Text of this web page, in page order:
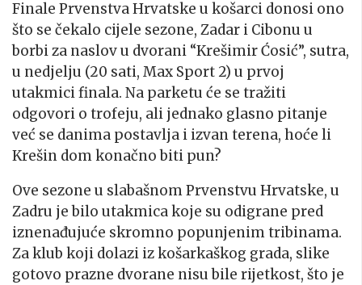
Finale Prvenstva Hrvatske u košarci donosi ono
što se čekalo cijele sezone, Zadar i Cibonu u
borbi za naslov u dvorani “Krešimir Ćosić”, sutra,
u nedjelju (20 sati, Max Sport 2) u prvoj
utakmici finala. Na parketu će se tražiti
odgovori o trofeju, ali jednako glasno pitanje
već se danima postavlja i izvan terena, hoće li
Krešin dom konačno biti pun?
Ove sezone u slabašnom Prvenstvu Hrvatske, u
Zadru je bilo utakmica koje su odigrane pred
iznenađujuće skromno popunjenim tribinama.
Za klub koji dolazi iz košarkaškog grada, slike
gotovo prazne dvorane nisu bile rijetkost, što je